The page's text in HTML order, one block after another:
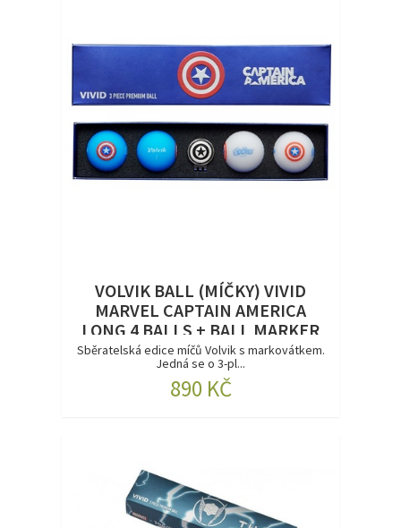
VOLVIK BALL (MÍČKY) VIVID
MARVEL CAPTAIN AMERICA
LONG 4 BALLS + BALL MARKER
(MARKOVÁTKO)
Sběratelská edice míčů Volvik s markovátkem.
Jedná se o 3-pl...
890 KČ